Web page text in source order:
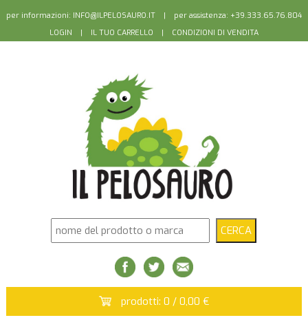
per informazioni: INFO@ILPELOSAURO.IT | per assistenza: +39.333.65.76.804
LOGIN | IL TUO CARRELLO | CONDIZIONI DI VENDITA
prodotti: 0 / 0,00 €